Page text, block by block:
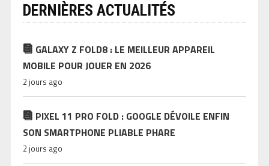
DERNIÈRES ACTUALITÉS
GALAXY Z FOLD8 : LE MEILLEUR APPAREIL
MOBILE POUR JOUER EN 2026
2 jours ago
PIXEL 11 PRO FOLD : GOOGLE DÉVOILE ENFIN
SON SMARTPHONE PLIABLE PHARE
2 jours ago